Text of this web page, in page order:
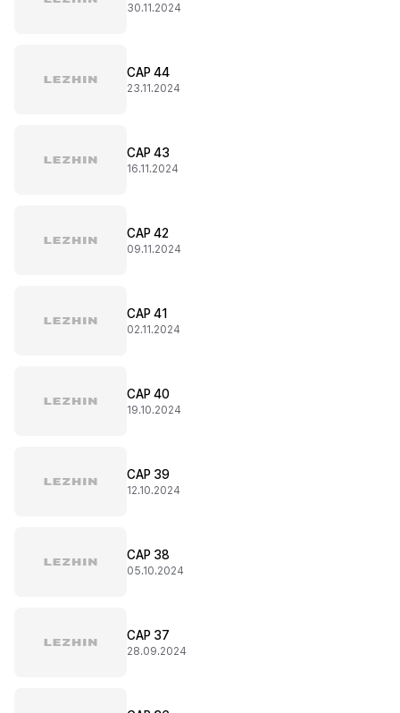
30.11.2024
CAP 44
23.11.2024
CAP 43
16.11.2024
CAP 42
09.11.2024
CAP 41
02.11.2024
CAP 40
19.10.2024
CAP 39
12.10.2024
CAP 38
05.10.2024
CAP 37
28.09.2024